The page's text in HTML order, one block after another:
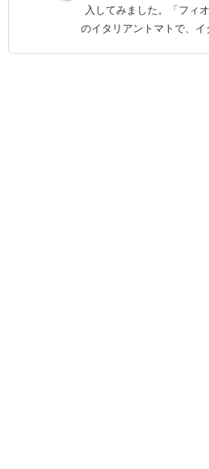
入してみました。「フィ
のイタリアントマトで、イ